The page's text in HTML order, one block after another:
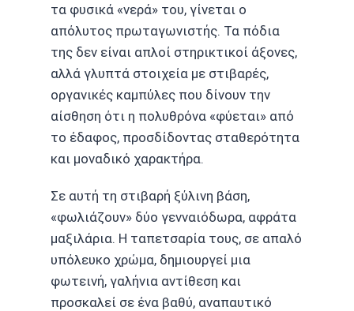
τα φυσικά «νερά» του, γίνεται ο
απόλυτος πρωταγωνιστής. Τα πόδια
της δεν είναι απλοί στηρικτικοί άξονες,
αλλά γλυπτά στοιχεία με στιβαρές,
οργανικές καμπύλες που δίνουν την
αίσθηση ότι η πολυθρόνα «φύεται» από
το έδαφος, προσδίδοντας σταθερότητα
και μοναδικό χαρακτήρα.
Σε αυτή τη στιβαρή ξύλινη βάση,
«φωλιάζουν» δύο γενναιόδωρα, αφράτα
μαξιλάρια. Η ταπετσαρία τους, σε απαλό
υπόλευκο χρώμα, δημιουργεί μια
φωτεινή, γαλήνια αντίθεση και
προσκαλεί σε ένα βαθύ, αναπαυτικό